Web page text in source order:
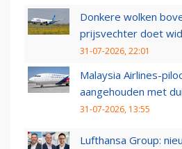
Donkere wolken
prijsvechter doet
31-07-2026, 22:01
Malaysia Airlines-
aangehouden met
31-07-2026, 13:55
Lufthansa Group: